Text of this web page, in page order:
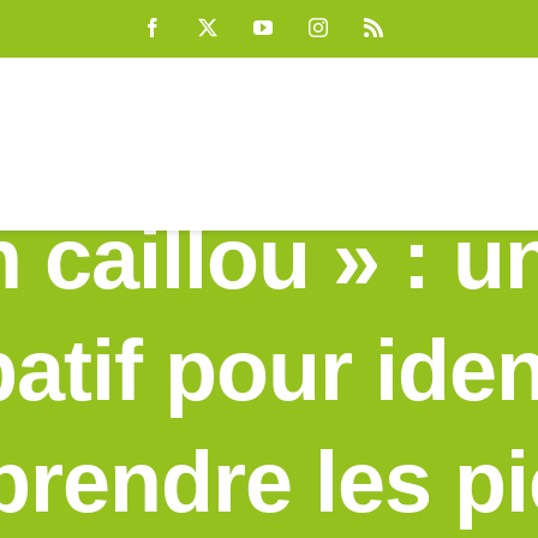
Facebook YouTubeInstagram
caillou » :
pour
les